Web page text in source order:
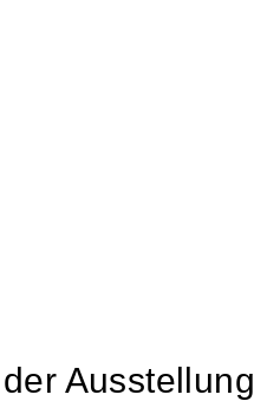
Ausstellung